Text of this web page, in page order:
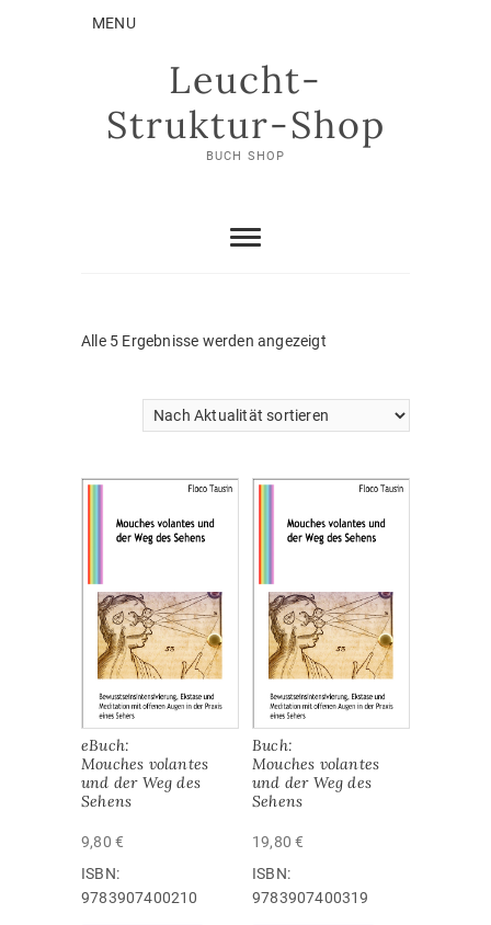
MENU
Leucht-
Struktur-Shop
BUCH SHOP
Alle 5 Ergebnisse werden angezeigtNach
eBuch:
Mouches volantes
und der Weg des
Sehens
9,80 €
ISBN:
‎9783907400210
Buch:
Mouches volantes
und der Weg des
Sehens
19,80€
ISBN:
‎9783907400319